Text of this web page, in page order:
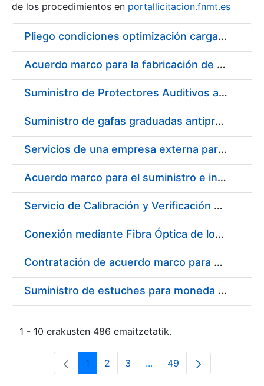
Erakutsi/Ezkutatu
de los procedimientos en portallicitacion.fnmt.es
Pliego condiciones optimización cargas compras firmado
Acuerdo marco para la fabricación de piezas
Suministro de Protectores Auditivos a medida para las personas trabajadoras de los Centros de Trabajo de Madrid y Burgos
Suministro de gafas graduadas antiproyecciones para los trabajadores de la FNMT-RCM en los centros de trabajo de Madrid y Burgos
Servicios de una empresa externa para el asesoramiento y resolución de los recursos de alzada que se presentan relacionados con procesos de selección para la FNMT-RCM
Acuerdo marco para el suministro e instalación de persianas, estores y otros complementos
Servicio de Calibración y Verificación Externa de los Equipos de Medición del Servicio de Prevención de la FNMT-RCM
Conexión mediante Fibra Óptica de los Centros de Proceso de Datos (CPDs) de las sedes de la FNMT-RCM de Burgos y Madrid
Contratación de acuerdo marco para el Suministro de Material de Electricidad para la Fábrica Nacional de Moneda y Timbre-Real Casa de la Moneda en su centro de trabajo de Burgos
Suministro de estuches para moneda de 30 €
1 - 10 erakusten 486 emaitzetatik.
Orrialdea
1 Orrialdea
2 Orrialdea
3 ...Intermediate Pages Use
Orrialdea
49